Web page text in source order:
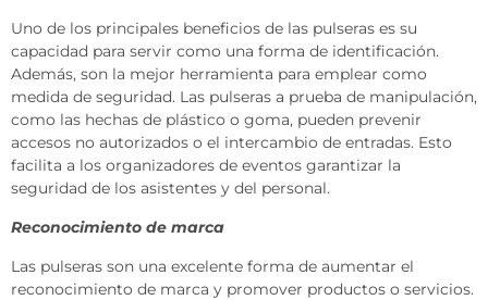
Uno de los principales beneficios de las pulseras es su
capacidad para servir como una forma de identificación.
Además, son la mejor herramienta para emplear como
medida de seguridad. Las pulseras a prueba de manipulación,
como las hechas de plástico o goma, pueden prevenir
accesos no autorizados o el intercambio de entradas. Esto
facilita a los organizadores de eventos garantizar la
seguridad de los asistentes y del personal.
Reconocimiento de marca
Las pulseras son una excelente forma de aumentar el
reconocimiento de marca y promover productos o servicios.